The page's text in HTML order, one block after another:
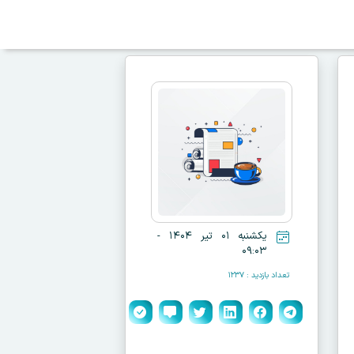
یکشنبه ۰۱ تیر ۱۴۰۴ -
۰۹:۰۳
تعداد بازدید : ۱۲۳۷